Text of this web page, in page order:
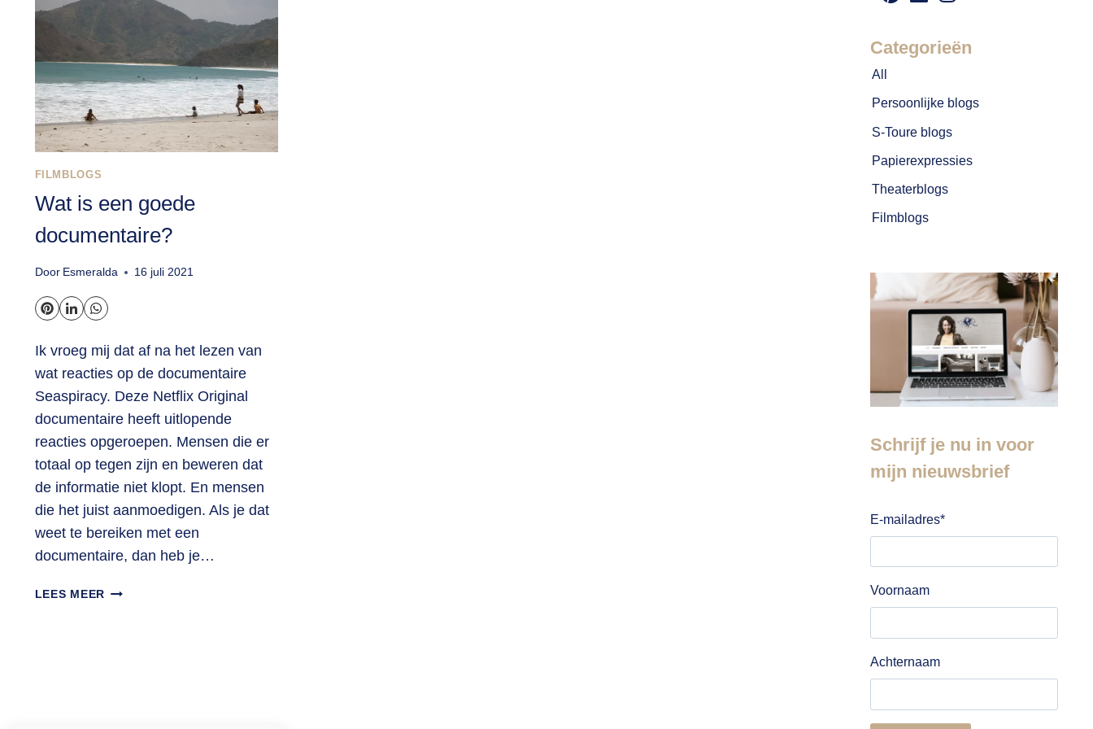
FILMBLOGS
Wat is een goede
documentaire?
Door Esmeralda 16 juli 2021
Ik vroeg mij dat af na het lezen van
wat reacties op de documentaire
Seaspiracy. Deze Netflix Original
documentaire heeft uitlopende
reacties opgeroepen. Mensen die er
totaal op tegen zijn en beweren dat
de informatie niet klopt. En mensen
die het juist aanmoedigen. Als je dat
weet te bereiken met een
documentaire, dan heb je…
LEES MEER WAT
Categorieën
All
Persoonlijke blogs
S-Toure blogs
Papierexpressies
Theaterblogs
Filmblogs
Schrijf je nu in voor
mijn nieuwsbrief
E-mailadres*
Voornaam
Achternaam